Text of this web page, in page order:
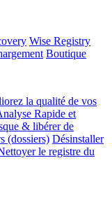
Wise Registry
Boutique
la qualité de vos
Rapide et
& libérer de
(dossiers) Désinstaller
le registre du